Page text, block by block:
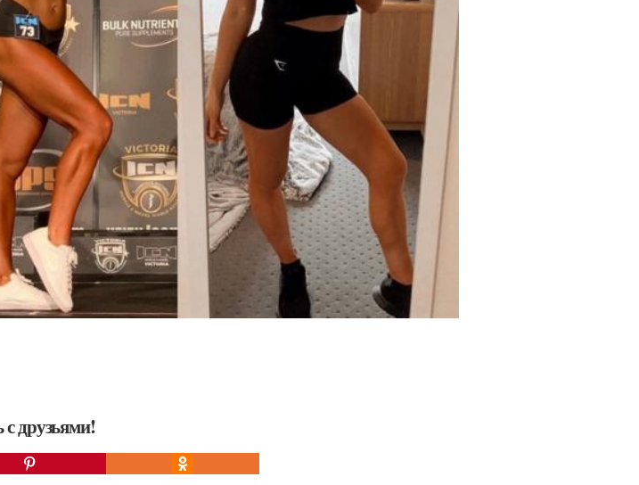
друзьями!